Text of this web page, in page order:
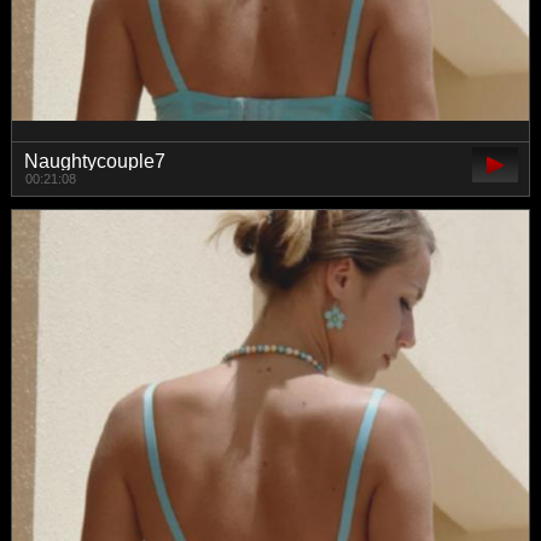
Naughtycouple7
00:21:08